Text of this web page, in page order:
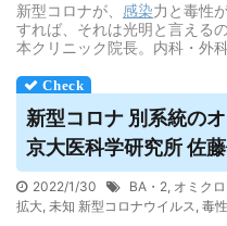
新型コロナが、 感染力と毒性
すれば、それは光明と言える
本クリニック院長。内科・外
新型コロナ 別系統の
京大医科学研究所 佐
2022/1/30 BA・2, オミク
拡大, 未知 新型コロナウイルス, 毒性